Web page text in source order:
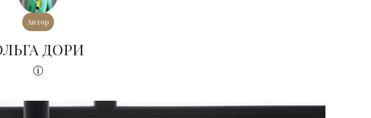
Автор
ДОРИ